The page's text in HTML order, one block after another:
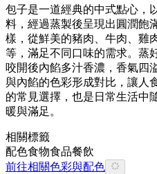
包子是一道經典的中式點心，
料，經過蒸製後呈現出圓潤飽
樣，從鮮美的豬肉、牛肉、雞
等，滿足不同口味的需求。蒸
咬開後內餡多汁香濃，香氣四
與內餡的色彩形成對比，讓人
的常見選擇，也是日常生活中
暖與滿足。
相關標籤
配色食物食品餐飲
前往相關色彩與配色